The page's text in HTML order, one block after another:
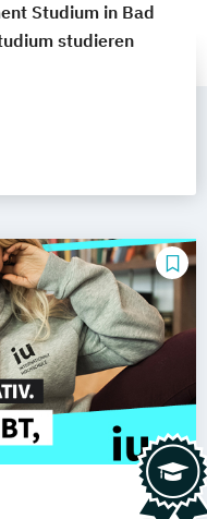
Studium in Bad
studieren